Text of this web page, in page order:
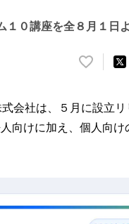
０講座を全８月１日
い
！
数
中
会社は、５月に設立
向けに加え、個人向